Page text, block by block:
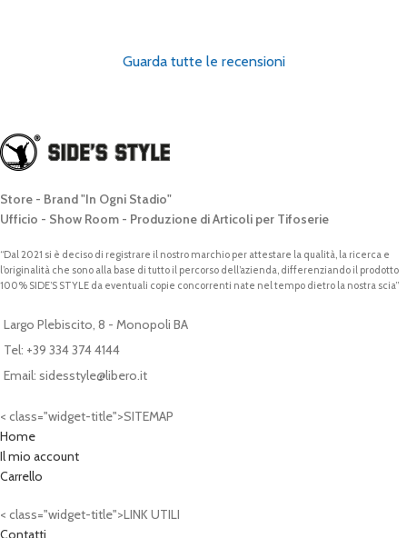
Guarda tutte le recensioni
Store - Brand "In Ogni Stadio"
Ufficio - Show Room - Produzione di Articoli per Tifoserie
“Dal 2021 si è deciso di registrare il nostro marchio per attestare la qualità, la ricerca e
l’originalità che sono alla base di tutto il percorso dell’azienda, differenziando il prodotto
100% SIDE’S STYLE da eventuali copie concorrenti nate nel tempo dietro la nostra scia”
Largo Plebiscito, 8 - Monopoli BA
Tel: +39 334 374 4144
Email: sidesstyle@libero.it
< class="widget-title">SITEMAP
Home
Il mio account
Carrello
< class="widget-title">LINK UTILI
Contatti